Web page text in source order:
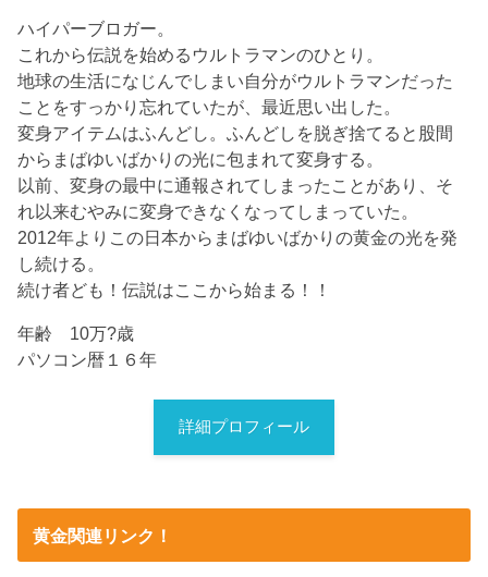
ハイパーブロガー。
これから伝説を始めるウルトラマンのひとり。
地球の生活になじんでしまい自分がウルトラマンだった
ことをすっかり忘れていたが、最近思い出した。
変身アイテムはふんどし。ふんどしを脱ぎ捨てると股間
からまばゆいばかりの光に包まれて変身する。
以前、変身の最中に通報されてしまったことがあり、そ
れ以来むやみに変身できなくなってしまっていた。
2012年よりこの日本からまばゆいばかりの黄金の光を発
し続ける。
続け者ども！伝説はここから始まる！！
年齢 10万?歳
パソコン暦１６年
詳細プロフィール
黄金関連リンク！